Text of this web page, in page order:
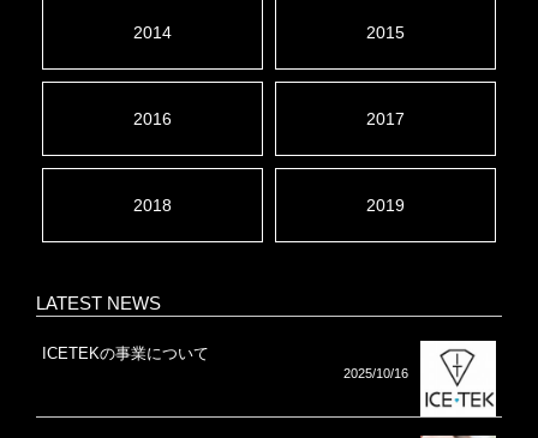
2014 2015
2016 2017
2018 2019
LATEST NEWS
ICETEKの事業について
2025/10/16